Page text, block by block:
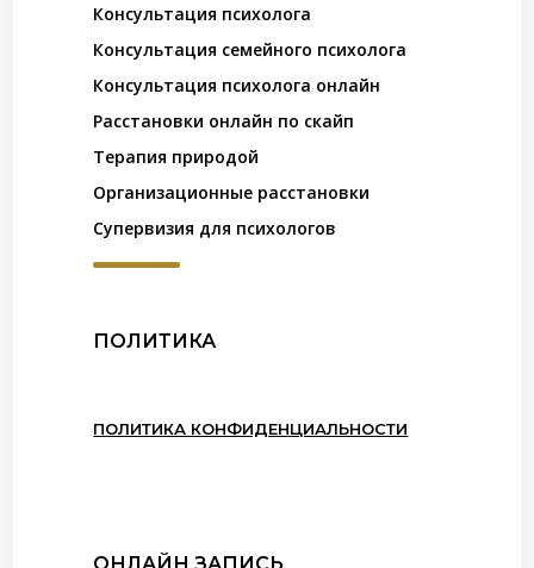
Консультация психолога
Консультация семейного психолога
Консультация психолога онлайн
Расстановки онлайн по скайп
Терапия природой
Организационные расстановки
Супервизия для психологов
ПОЛИТИКА
ПОЛИТИКА КОНФИДЕНЦИАЛЬНОСТИ